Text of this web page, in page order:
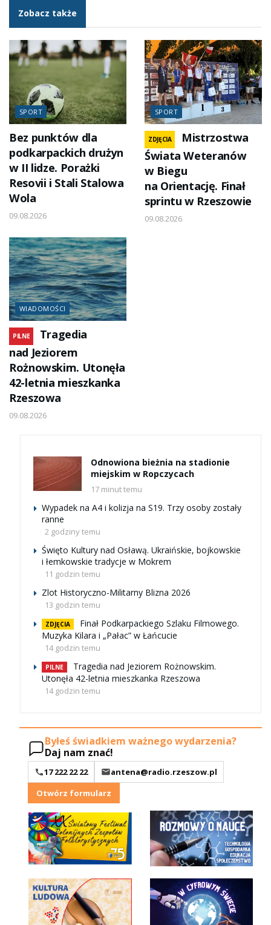
Zobacz także
SPORT
Bez punktów dla
podkarpackich drużyn
w II lidze. Porażki
Resovii i Stali Stalowa
Wola
09.08.2026
SPORT
ZDJĘCIA
Mistrzostwa
Świata Weteranów
w Biegu
na Orientację. Finał
sprintu w Rzeszowie
09.08.2026
WIADOMOŚCI
PILNE
Tragedia
nad Jeziorem
Rożnowskim. Utonęła
42-letnia mieszkanka
Rzeszowa
09.08.2026
Odnowiona bieżnia na stadionie
miejskim w Ropczycach
17 minut temu
Wypadek na A4 i kolizja na S19. Trzy osoby zostały
ranne
2 godziny temu
Święto Kultury nad Osławą. Ukraińskie, bojkowskie
i łemkowskie tradycje w Mokrem
11 godzin temu
Zlot Historyczno-Militarny Blizna 2026
13 godzin temu
ZDJĘCIA
Finał Podkarpackiego Szlaku Filmowego.
Muzyka Kilara i „Pałac” w Łańcucie
14 godzin temu
PILNE
Tragedia nad Jeziorem Rożnowskim.
Utonęła 42-letnia mieszkanka Rzeszowa
14 godzin temu
Byłeś świadkiem ważnego wydarzenia?
Daj nam znać!
17 222 22 22
antena@radio.rzeszow.pl
Otwórz formularz